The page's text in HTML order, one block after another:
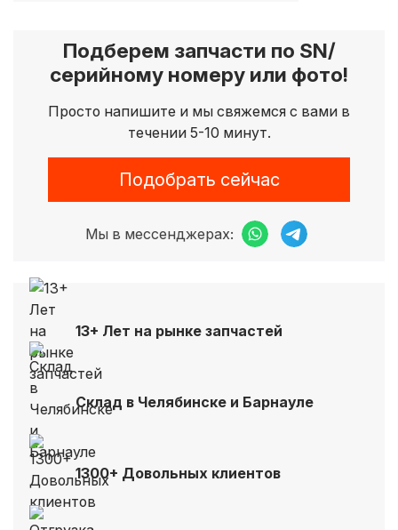
Подберем запчасти по SN/
серийному номеру или фото!
Просто напишите и мы свяжемся с вами в
течении 5-10 минут.
Подобрать сейчас
Мы в мессенджерах:
13+ Лет на рынке запчастей
Склад в Челябинске и Барнауле
1300+ Довольных клиентов